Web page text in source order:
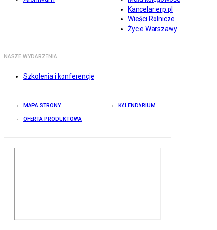
Kancelarierp.pl
Wieści Rolnicze
Życie Warszawy
NASZE WYDARZENIA
Szkolenia i konferencje
MAPA STRONY KALENDARIUM
OFERTA PRODUKTOWA